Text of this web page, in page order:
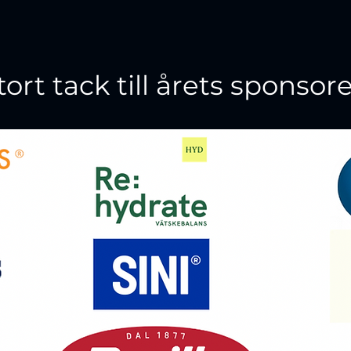
tack till årets